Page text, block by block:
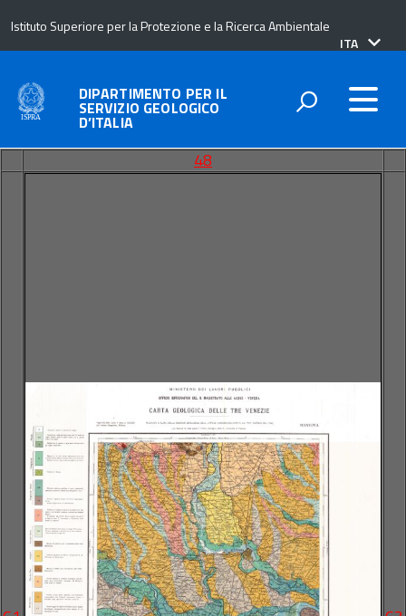
Istituto Superiore per la Protezione e la Ricerca Ambientale
lingua
ITA
DIPARTIMENTO PER IL
SERVIZIO GEOLOGICO
D’ITALIA
48